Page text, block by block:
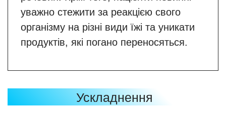
уважно стежити за реакцією свого
організму на різні види їжі та уникати
продуктів, які погано переносяться.
Ускладнення